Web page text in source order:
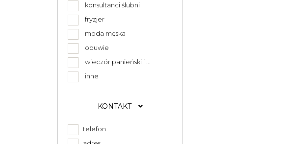
konsultanci ślubni
fryzjer
moda męska
obuwie
wieczór panieński i ...
inne
KONTAKT
telefon